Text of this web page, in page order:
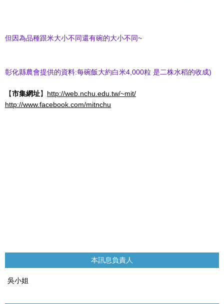
但因為品種跟米大小不同還有碗的大小不同~
彰化縣農會提供的資料:每碗飯大約白米4,000粒 是二株水稻的收成)
【市集網址】 http://web.nchu.edu.tw/~mit/
http://www.facebook.com/mitnchu
本訊息負責人
吳小姐